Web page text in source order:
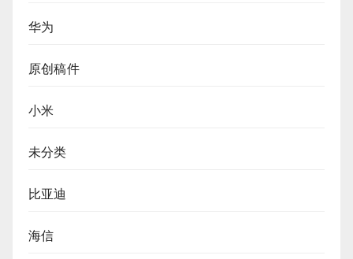
华为
原创稿件
小米
未分类
比亚迪
海信